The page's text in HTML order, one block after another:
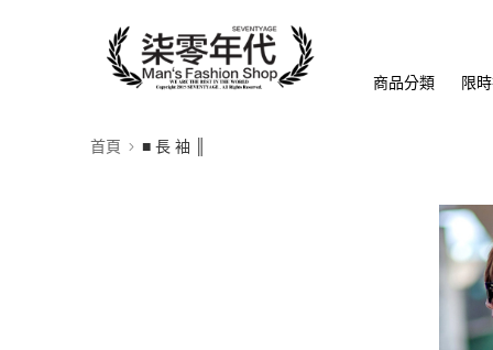
商品分類 限
首頁 ■ 長 袖 ║